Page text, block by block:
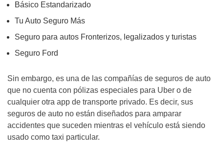
Básico Estandarizado
Tu Auto Seguro Más
Seguro para autos Fronterizos, legalizados y turistas
Seguro Ford
Sin embargo, es una de las compañías de seguros de auto
que no cuenta con pólizas especiales para Uber o de
cualquier otra app de transporte privado. Es decir, sus
seguros de auto no están diseñados para amparar
accidentes que suceden mientras el vehículo está siendo
usado como taxi particular.